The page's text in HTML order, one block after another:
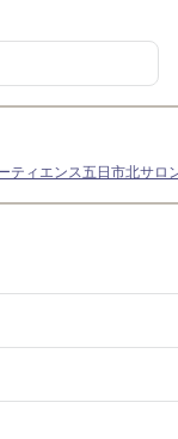
ティエンス五日市北サロ